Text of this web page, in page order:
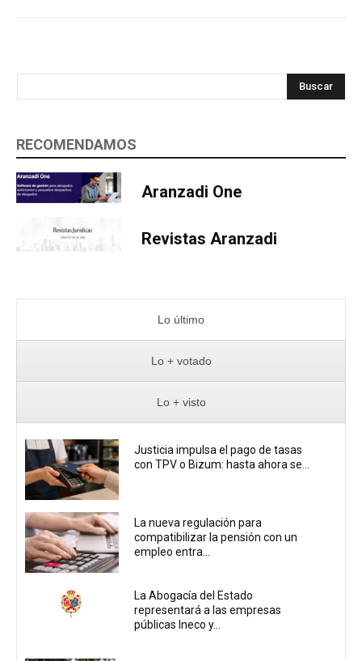
Buscar
RECOMENDAMOS
Aranzadi One
Revistas Aranzadi
Lo último
Lo + votado
Lo + visto
Justicia impulsa el pago de tasas
con TPV o Bizum: hasta ahora se...
La nueva regulación para
compatibilizar la pensión con un
empleo entra...
La Abogacía del Estado
representará a las empresas
públicas Ineco y...